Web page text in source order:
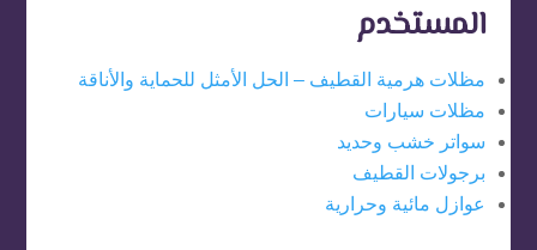
المستخدم
مظلات هرمية القطيف – الحل الأمثل للحماية والأناقة
مظلات سيارات
سواتر خشب وحديد
برجولات القطيف
عوازل مائية وحرارية